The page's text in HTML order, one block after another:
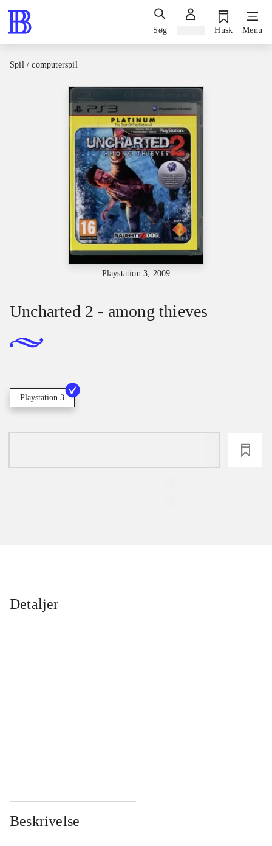
Søg Husk Menu
Spil / computerspil
Playstation 3, 2009
Uncharted 2 - among thieves
Playstation 3
Detaljer
Beskrivelse